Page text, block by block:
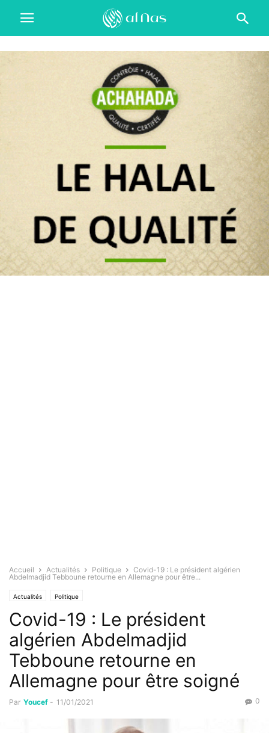
Accueil Actualités Politique
Covid-19 : Le président algérien
Abdelmadjid Tebboune retourne en Allemagne pour être...
Actualités Politique
Covid-19 : Le président
algérien Abdelmadjid
Tebboune retourne en
Allemagne pour être soigné
Par Youcef - 11/01/2021 0